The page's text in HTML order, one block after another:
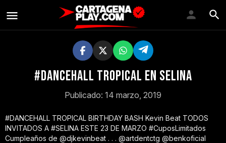
#DANCEHALL TROPICAL EN SELINA
Publicado: 14 marzo, 2019
#DANCEHALL TROPICAL BIRTHDAY BASH Kevin Beat TODOS
INVITADOS A #SELINA ESTE 23 DE MARZO #CuposLimitados
Cumpleaños de @djkevinbeat . . . @artdentctg @benkoficial